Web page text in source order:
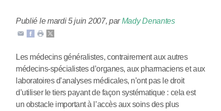
Publié le mardi 5 juin 2007,parMady Denantes
Les médecins généralistes, contrairement aux autres
médecins-spécialistes d’organes, aux pharmaciens et aux
laboratoires d’analyses médicales, n’ont pas le droit
d’utiliser le tiers payant de façon systématique : cela est
un obstacle important à l’accès aux soins des plus